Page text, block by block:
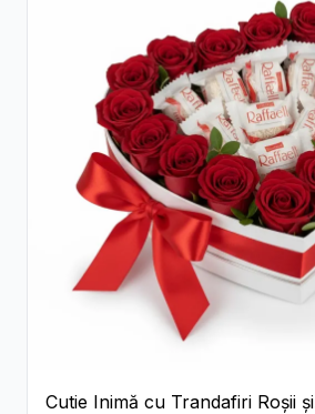
Cutie Inimă cu Trandafiri Roșii și